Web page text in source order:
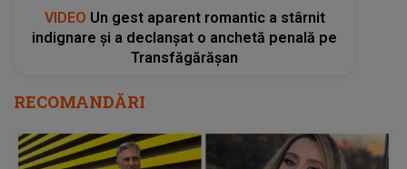
VIDEO Un gest aparent romantic a stârnit
indignare și a declanșat o anchetă penală pe
Transfăgărășan
RECOMANDĂRI